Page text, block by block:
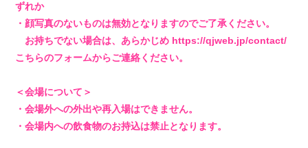
ずれか
・顔写真のないものは無効となりますのでご了承ください。
お持ちでない場合は、あらかじめ https://qjweb.jp/contact/
こちらのフォームからご連絡ください。
＜会場について＞
・会場外への外出や再入場はできません。
・会場内への飲食物のお持込は禁止となります。